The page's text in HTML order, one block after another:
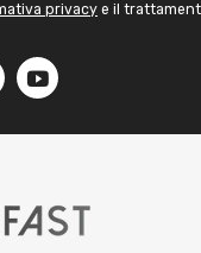
privacy e il